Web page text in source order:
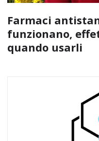
Farmaci
funzionano,
quando usarli